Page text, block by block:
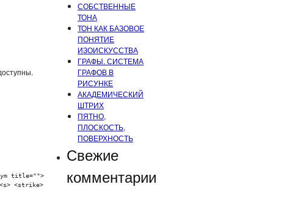
title="">
<strike>
СОБСТВЕННЫЕ
ТОНА
ТОН КАК БАЗОВОЕ
ПОНЯТИЕ
ИЗОИСКУССТВА
ГРАФЫ. СИСТЕМА
ГРАФОВ В
РИСУНКЕ
АКАДЕМИЧЕСКИЙ
ШТРИХ
ПЯТНО,
ПЛОСКОСТЬ,
ПОВЕРХНОСТЬ
Свежие
комментарии